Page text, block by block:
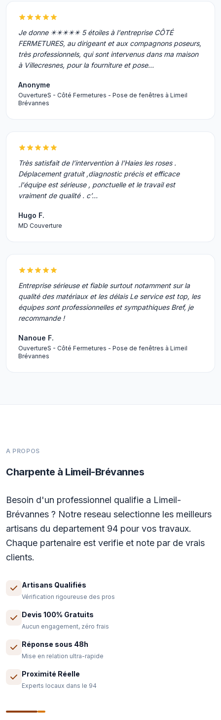
Je donne ✴️✴️✴️✴️✴️ 5 étoiles à l'entreprise CÔTÉ
FERMETURES, au dirigeant et aux compagnons poseurs,
très professionnels, qui sont intervenus dans ma maison
à Villecresnes, pour la fourniture et pose…
Anonyme
OuvertureS - Côté Fermetures - Pose de fenêtres à Limeil
Brévannes
Très satisfait de l’intervention à l’Haies les roses .
Déplacement gratuit ,diagnostic précis et efficace
.l'équipe est sérieuse , ponctuelle et le travail est
vraiment de qualité . c’…
Hugo F.
MD Couverture
Entreprise sérieuse et fiable surtout notamment sur la
qualité des matériaux et les délais Le service est top, les
équipes sont professionnelles et sympathiques Bref, je
recommande !
Nanoue F.
OuvertureS - Côté Fermetures - Pose de fenêtres à Limeil
Brévannes
A PROPOS
Charpente à Limeil-Brévannes
Besoin d'un professionnel qualifie a Limeil-
Brévannes ? Notre reseau selectionne les meilleurs
artisans du departement 94 pour vos travaux.
Chaque partenaire est verifie et note par de vrais
clients.
Artisans Qualifiés
Vérification rigoureuse des pros
Devis 100% Gratuits
Aucun engagement, zéro frais
Réponse sous 48h
Mise en relation ultra-rapide
Proximité Réelle
Experts locaux dans le 94